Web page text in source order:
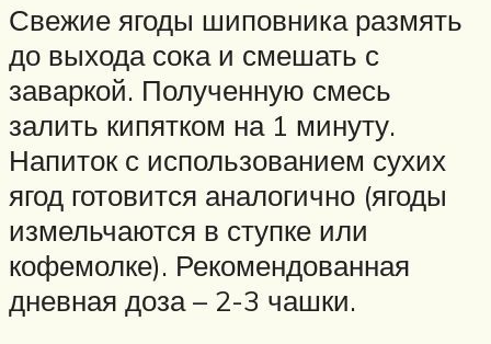
Свежие ягоды шиповника размять
до выхода сока и смешать с
заваркой. Полученную смесь
залить кипятком на 1 минуту.
Напиток с использованием сухих
ягод готовится аналогично (ягоды
измельчаются в ступке или
кофемолке). Рекомендованная
дневная доза – 2-3 чашки.